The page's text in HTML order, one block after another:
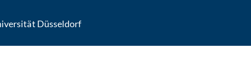
Düsseldorf